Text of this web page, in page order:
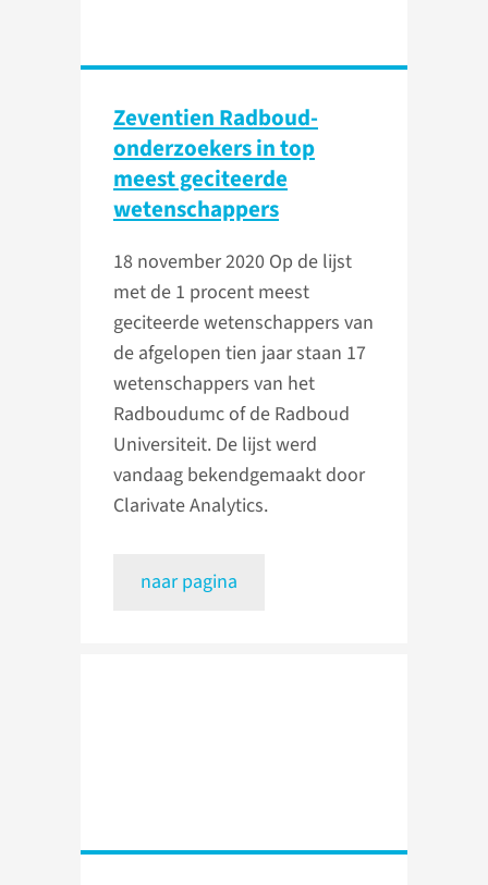
Zeventien Radboud-
onderzoekers in top
meest geciteerde
wetenschappers
18 november 2020 Op de lijst
met de 1 procent meest
geciteerde wetenschappers van
de afgelopen tien jaar staan 17
wetenschappers van het
Radboudumc of de Radboud
Universiteit. De lijst werd
vandaag bekendgemaakt door
Clarivate Analytics.
naar pagina